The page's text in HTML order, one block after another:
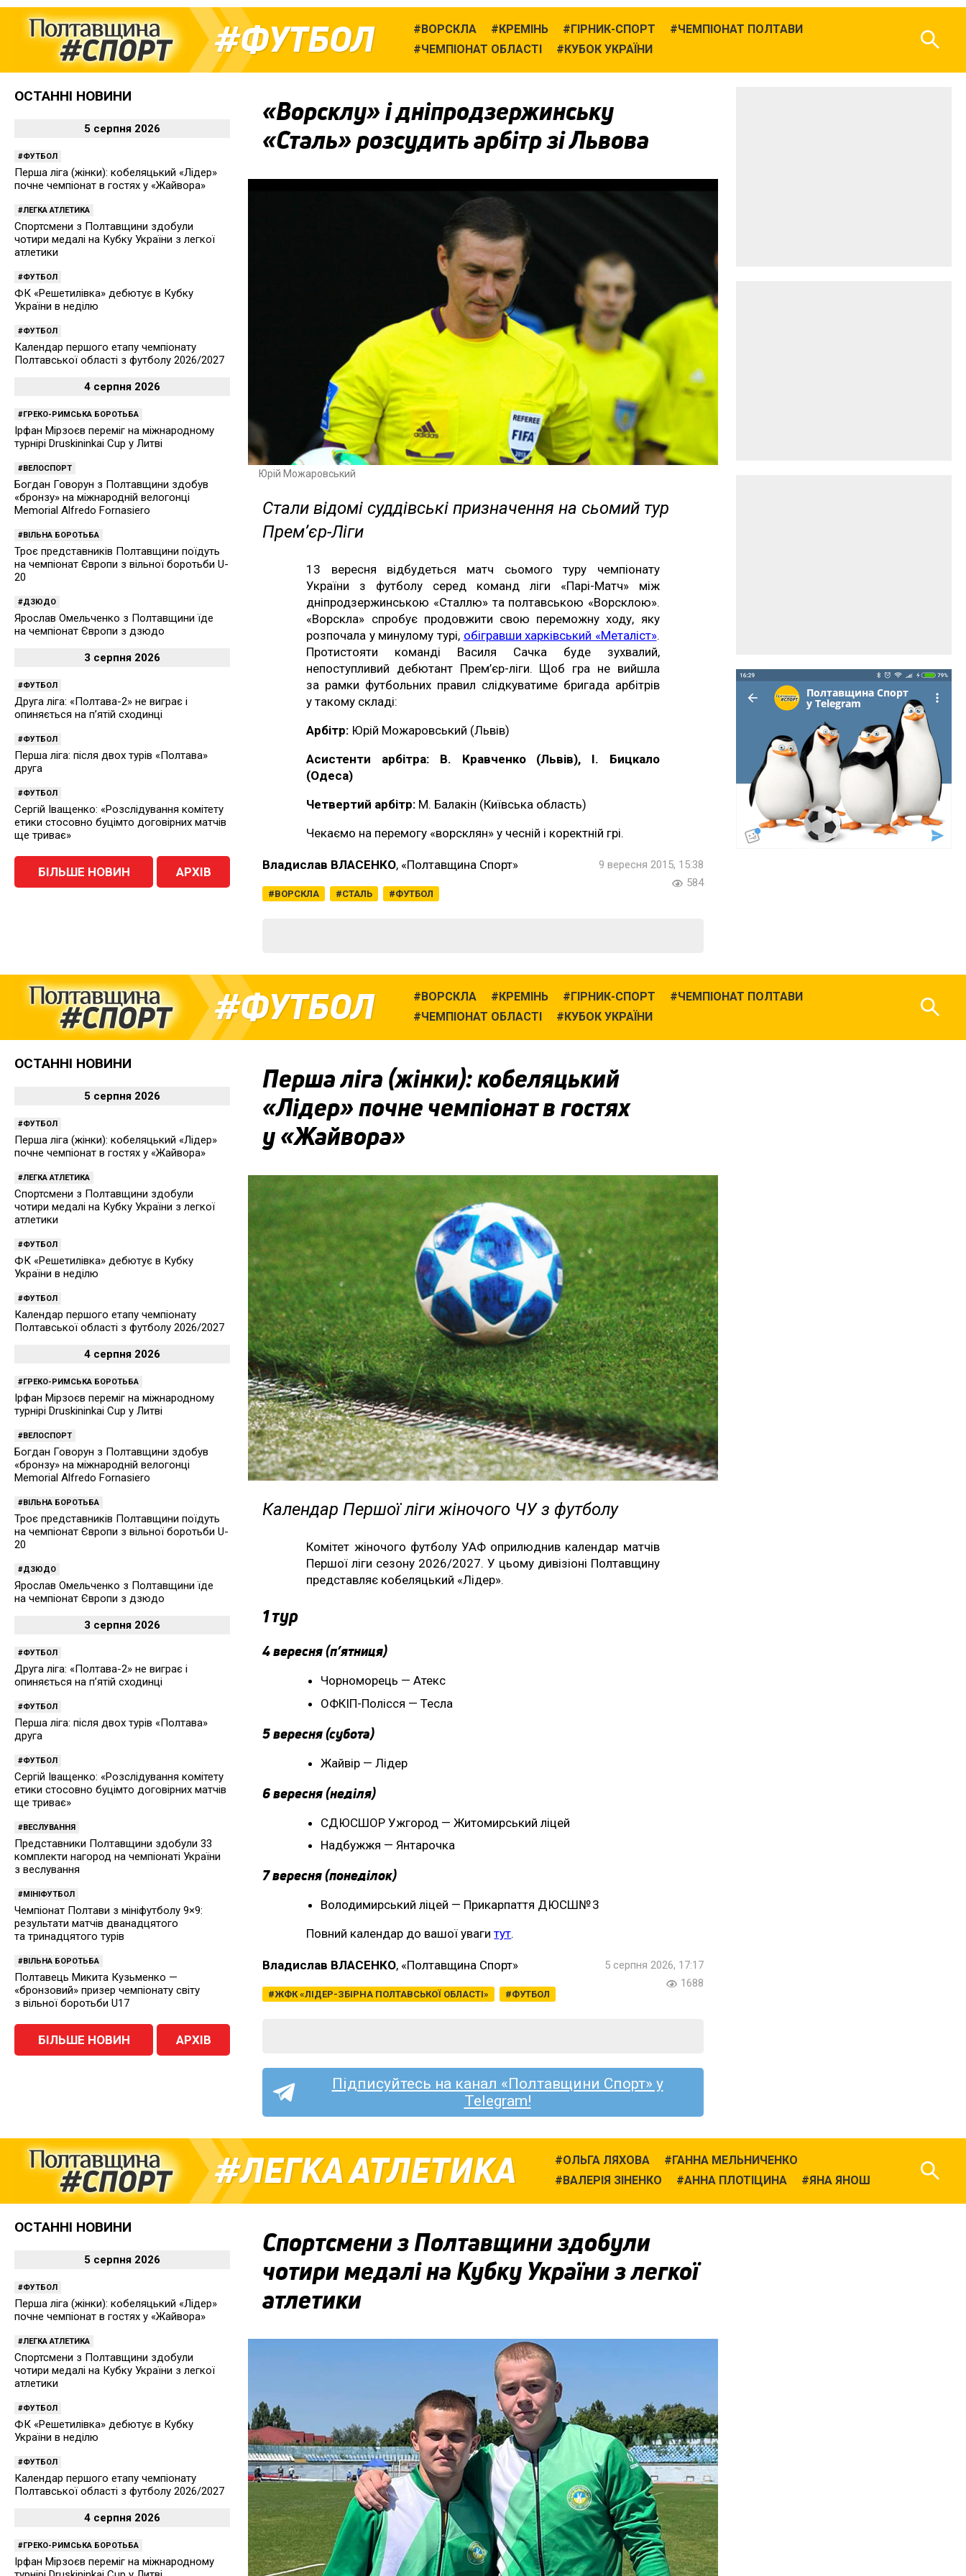
ФУТБОЛ ВОРСКЛА КРЕМІНЬ ГІРНИК-СПОРТ
ЧЕМПІОНАТ ПОЛТАВИ
ЧЕМПІОНАТ ОБЛАСТІ
КУБОК УКРАЇНИ
«Ворсклу» і дніпродзержинську
«Сталь» розсудить арбітр зі Львова
Юрій Можаровський
Стали відомі суддівські призначення на сьомий тур
Прем’єр-Ліги
13 вересня відбудеться матч сьомого туру чемпіонату
України з футболу серед команд ліги «Парі-Матч» між
дніпродзержинською «Сталлю» та полтавською «Ворсклою».
«Ворскла» спробує продовжити свою переможну ходу, яку
розпочала у минулому турі, обігравши харківський «Металіст».
Протистояти команді Василя Сачка буде зухвалий,
непоступливий дебютант Прем’єр-ліги. Щоб гра не вийшла
за рамки футбольних правил слідкуватиме бригада арбітрів
у такому складі:
Арбітр: Юрій Можаровський (Львів)
Асистенти арбітра: В. Кравченко (Львів), І. Бицкало
(Одеса)
Четвертий арбітр: М. Балакін (Київська область)
Чекаємо на перемогу «ворсклян» у чесній і коректній грі.
Владислав ВЛАСЕНКО, «Полтавщина Спорт»
ВОРСКЛА СТАЛЬ ФУТБОЛ
9 вересня 2015, 15:38
584
ОСТАННІ НОВИНИ
5 серпня 2026
ФУТБОЛ
Перша ліга (жінки): кобеляцький «Лідер»
почне чемпіонат в гостях у «Жайвора»
ЛЕГКА АТЛЕТИКА
Спортсмени з Полтавщини здобули
чотири медалі на Кубку України з легкої
атлетики
ФУТБОЛ
ФК «Решетилівка» дебютує в Кубку
України в неділю
ФУТБОЛ
Календар першого етапу чемпіонату
Полтавської області з футболу 2026/2027
4 серпня 2026
ГРЕКО-РИМСЬКА БОРОТЬБА
Ірфан Мірзоєв переміг на міжнародному
турнірі Druskininkai Cup у Литві
ВЕЛОСПОРТ
Богдан Говорун з Полтавщини здобув
«бронзу» на міжнародній велогонці
Memorial Alfredo Fornasiero
ВІЛЬНА БОРОТЬБА
Троє представників Полтавщини поїдуть
на чемпіонат Європи з вільної боротьби U-
20
ДЗЮДО
Ярослав Омельченко з Полтавщини їде
на чемпіонат Європи з дзюдо
3 серпня 2026
ФУТБОЛ
Друга ліга: «Полтава-2» не виграє і
опиняється на п’ятій сходинці
ФУТБОЛ
Перша ліга: після двох турів «Полтава»
друга
ФУТБОЛ
Сергій Іващенко: «Розслідування комітету
етики стосовно буцімто договірних матчів
ще триває»
БІЛЬШЕ НОВИН АРХІВ
ФУТБОЛ ВОРСКЛА КРЕМІНЬ ГІРНИК-СПОРТ
ЧЕМПІОНАТ ПОЛТАВИ
ЧЕМПІОНАТ ОБЛАСТІ
КУБОК УКРАЇНИ
Перша ліга (жінки): кобеляцький
«Лідер» почне чемпіонат в гостях
у «Жайвора»
Календар Першої ліги жіночого ЧУ з футболу
Комітет жіночого футболу УАФ оприлюднив календар матчів
Першої ліги сезону 2026/2027. У цьому дивізіоні Полтавщину
представляє кобеляцький «Лідер».
1 тур
4 вересня (п’ятниця)
Чорноморець — Атекс
ОФКІП-Полісся — Тесла
5 вересня (субота)
Жайвір — Лідер
6 вересня (неділя)
СДЮСШОР Ужгород — Житомирський ліцей
Надбужжя — Янтарочка
7 вересня (понеділок)
Володимирський ліцей — Прикарпаття ДЮСШ№ 3
Повний календар до вашої увагитут.
Владислав ВЛАСЕНКО, «Полтавщина Спорт»
ЖФК «ЛІДЕР-ЗБІРНА ПОЛТАВСЬКОЇ ОБЛАСТІ» ФУТБОЛ
5 серпня 2026, 17:17
1688
Підписуйтесь на канал «Полтавщини Спорт» у
Telegram!
ОСТАННІ НОВИНИ
5 серпня 2026
ФУТБОЛ
Перша ліга (жінки): кобеляцький «Лідер»
почне чемпіонат в гостях у «Жайвора»
ЛЕГКА АТЛЕТИКА
Спортсмени з Полтавщини здобули
чотири медалі на Кубку України з легкої
атлетики
ФУТБОЛ
ФК «Решетилівка» дебютує в Кубку
України в неділю
ФУТБОЛ
Календар першого етапу чемпіонату
Полтавської області з футболу 2026/2027
4 серпня 2026
ГРЕКО-РИМСЬКА БОРОТЬБА
Ірфан Мірзоєв переміг на міжнародному
турнірі Druskininkai Cup у Литві
ВЕЛОСПОРТ
Богдан Говорун з Полтавщини здобув
«бронзу» на міжнародній велогонці
Memorial Alfredo Fornasiero
ВІЛЬНА БОРОТЬБА
Троє представників Полтавщини поїдуть
на чемпіонат Європи з вільної боротьби U-
20
ДЗЮДО
Ярослав Омельченко з Полтавщини їде
на чемпіонат Європи з дзюдо
3 серпня 2026
ФУТБОЛ
Друга ліга: «Полтава-2» не виграє і
опиняється на п’ятій сходинці
ФУТБОЛ
Перша ліга: після двох турів «Полтава»
друга
ФУТБОЛ
Сергій Іващенко: «Розслідування комітету
етики стосовно буцімто договірних матчів
ще триває»
ВЕСЛУВАННЯ
Представники Полтавщини здобули 33
комплекти нагород на чемпіонаті України
з веслування
МІНІФУТБОЛ
Чемпіонат Полтави з мініфутболу 9×9:
результати матчів дванадцятого
та тринадцятого турів
ВІЛЬНА БОРОТЬБА
Полтавець Микита Кузьменко —
«бронзовий» призер чемпіонату світу
з вільної боротьби U17
БІЛЬШЕ НОВИН АРХІВ
ЛЕГКА АТЛЕТИКА ОЛЬГА ЛЯХОВА
ГАННА МЕЛЬНИЧЕНКО
ВАЛЕРІЯ ЗІНЕНКО
АННА ПЛОТІЦИНА ЯНА ЯНОШ
Спортсмени з Полтавщини здобули
чотири медалі на Кубку України з легкої
атлетики
ОСТАННІ НОВИНИ
5 серпня 2026
ФУТБОЛ
Перша ліга (жінки): кобеляцький «Лідер»
почне чемпіонат в гостях у «Жайвора»
ЛЕГКА АТЛЕТИКА
Спортсмени з Полтавщини здобули
чотири медалі на Кубку України з легкої
атлетики
ФУТБОЛ
ФК «Решетилівка» дебютує в Кубку
України в неділю
ФУТБОЛ
Календар першого етапу чемпіонату
Полтавської області з футболу 2026/2027
4 серпня 2026
ГРЕКО-РИМСЬКА БОРОТЬБА
Ірфан Мірзоєв переміг на міжнародному